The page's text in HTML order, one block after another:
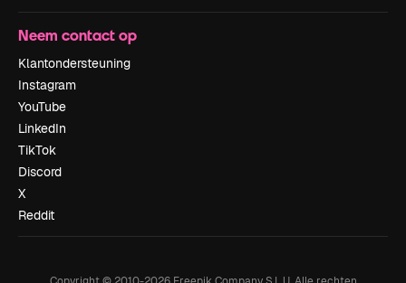
Neem contact op
Klantondersteuning
Instagram
YouTube
LinkedIn
TikTok
Discord
X
Reddit